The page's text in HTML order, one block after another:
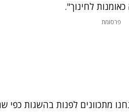
לחינוך".
פרסומת
מתכוונים לפנות בהשגות כפי